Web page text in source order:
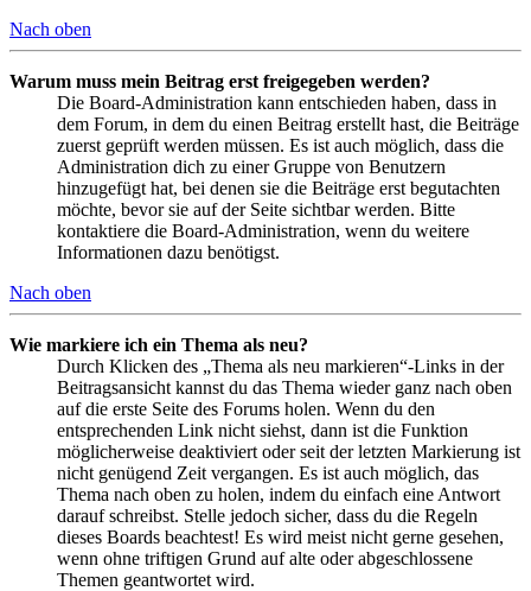
Nach oben
Warum muss mein Beitrag erst freigegeben werden?
Die Board-Administration kann entschieden haben, dass in
dem Forum, in dem du einen Beitrag erstellt hast, die Beiträge
zuerst geprüft werden müssen. Es ist auch möglich, dass die
Administration dich zu einer Gruppe von Benutzern
hinzugefügt hat, bei denen sie die Beiträge erst begutachten
möchte, bevor sie auf der Seite sichtbar werden. Bitte
kontaktiere die Board-Administration, wenn du weitere
Informationen dazu benötigst.
Nach oben
Wie markiere ich ein Thema als neu?
Durch Klicken des „Thema als neu markieren“-Links in der
Beitragsansicht kannst du das Thema wieder ganz nach oben
auf die erste Seite des Forums holen. Wenn du den
entsprechenden Link nicht siehst, dann ist die Funktion
möglicherweise deaktiviert oder seit der letzten Markierung ist
nicht genügend Zeit vergangen. Es ist auch möglich, das
Thema nach oben zu holen, indem du einfach eine Antwort
darauf schreibst. Stelle jedoch sicher, dass du die Regeln
dieses Boards beachtest! Es wird meist nicht gerne gesehen,
wenn ohne triftigen Grund auf alte oder abgeschlossene
Themen geantwortet wird.